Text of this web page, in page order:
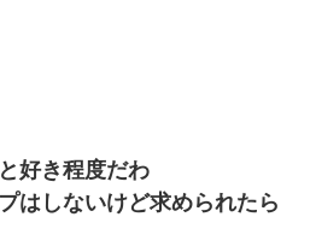
酒飲みなって」私「未成年なので無
連発で、耐えきれず店員に5千円を渡
さい」その後、録音内容を父に聞か
好き程度だわ
はしないけど求められたら